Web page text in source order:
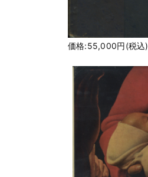
価格:55,000円(税込)